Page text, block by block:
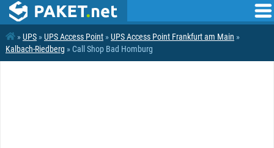
»UPS »UPS Access Point »UPS Access Point Frankfurt am Main »
Kalbach-Riedberg » Call Shop Bad Homburg